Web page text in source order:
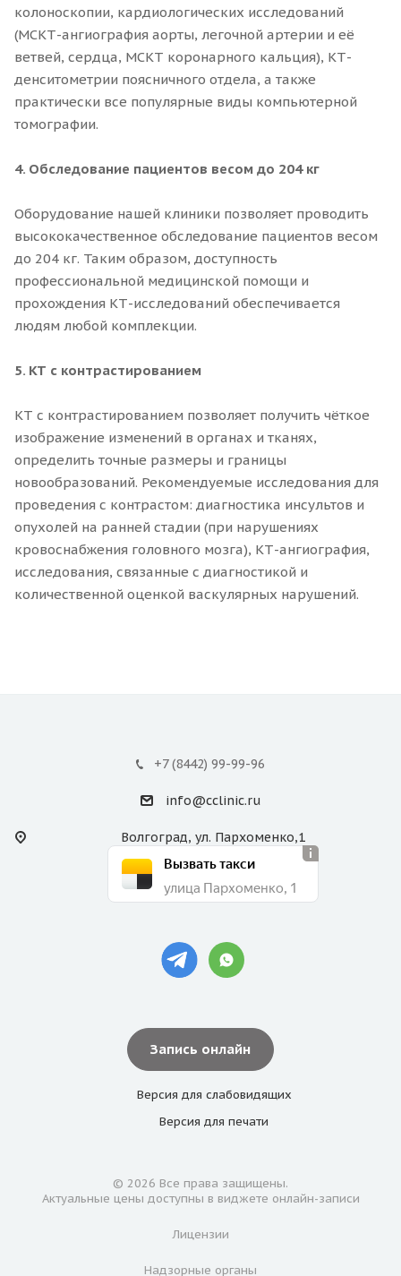
колоноскопии, кардиологических исследований
(МСКТ-ангиография аорты, легочной артерии и её
ветвей, сердца, МСКТ коронарного кальция), КТ-
денситометрии поясничного отдела, а также
практически все популярные виды компьютерной
томографии.
4. Обследование пациентов весом до 204 кг
Оборудование нашей клиники позволяет проводить
высококачественное обследование пациентов весом
до 204 кг. Таким образом, доступность
профессиональной медицинской помощи и
прохождения КТ-исследований обеспечивается
людям любой комплекции.
5. КТ с контрастированием
КТ с контрастированием позволяет получить чёткое
изображение изменений в органах и тканях,
определить точные размеры и границы
новообразований. Рекомендуемые исследования для
проведения с контрастом: диагностика инсультов и
опухолей на ранней стадии (при нарушениях
кровоснабжения головного мозга), КТ-ангиография,
исследования, связанные с диагностикой и
количественной оценкой васкулярных нарушений.
+7 (8442) 99-99-96
info@cclinic.ru
Волгоград, ул. Пархоменко,1
Вызвать такси
улица Пархоменко, 1
Запись онлайн
Версия для слабовидящих
Версия для печати
© 2026 Все права защищены.
Актуальные цены доступны в виджете онлайн-записи
Лицензии
Надзорные органы